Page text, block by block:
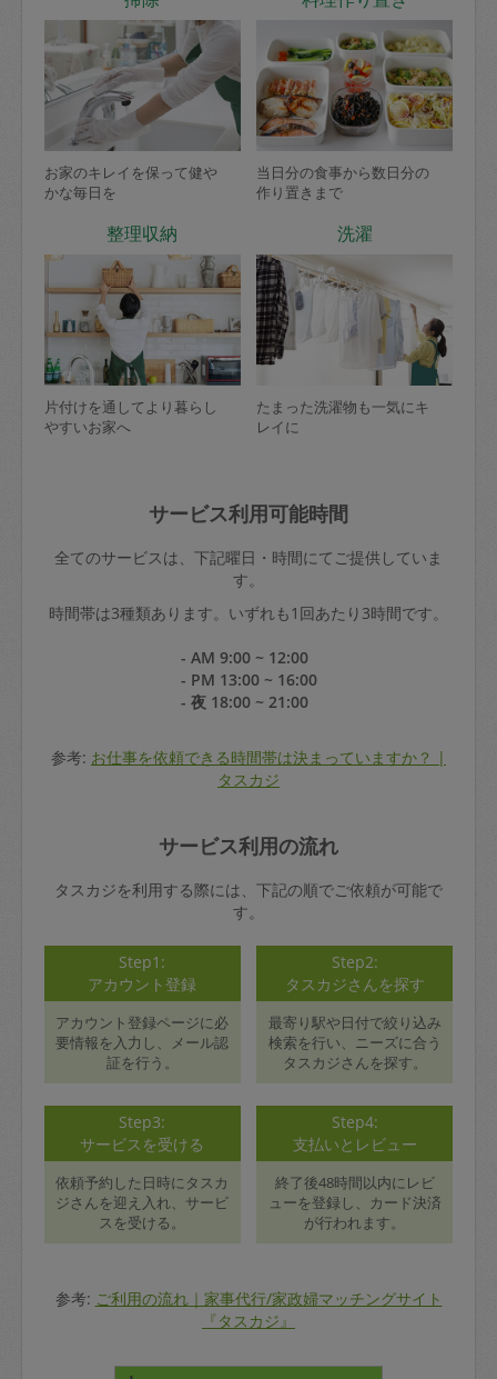
お家のキレイを保って健や
かな毎日を
当日分の食事から数日分の
作り置きまで
整理収納
片付けを通してより暮らし
やすいお家へ
洗濯
たまった洗濯物も一気にキ
レイに
サービス利用可能時間
全てのサービスは、下記曜日・時間にてご提供していま
す。
時間帯は3種類あります。いずれも1回あたり3時間です。
- AM 9:00 ~ 12:00
- PM 13:00 ~ 16:00
- 夜 18:00 ~ 21:00
参考: お仕事を依頼できる時間帯は決まっていますか？ |
タスカジ
サービス利用の流れ
タスカジを利用する際には、下記の順でご依頼が可能で
す。
Step1:
アカウント登録
アカウント登録ページに必
要情報を入力し、メール認
証を行う。
Step2:
タスカジさんを探す
最寄り駅や日付で絞り込み
検索を行い、ニーズに合う
タスカジさんを探す。
Step3:
サービスを受ける
依頼予約した日時にタスカ
ジさんを迎え入れ、サービ
スを受ける。
Step4:
支払いとレビュー
終了後48時間以内にレビ
ューを登録し、カード決済
が行われます。
参考: ご利用の流れ｜家事代行/家政婦マッチングサイト
『タスカジ』